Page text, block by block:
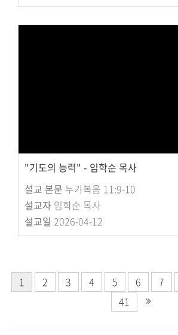
"기도의 능력" - 임학순 목사
설교 본문 누가복음 11:9-10
설교자 임학순 목사
설교일 2026-04-12
1 2 3 4 5 6 7
41